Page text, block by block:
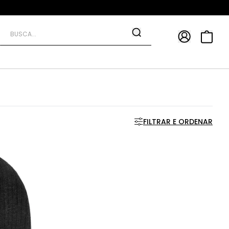
FILTRAR E ORDENAR